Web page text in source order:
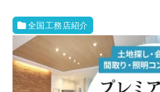
全国工務店紹介